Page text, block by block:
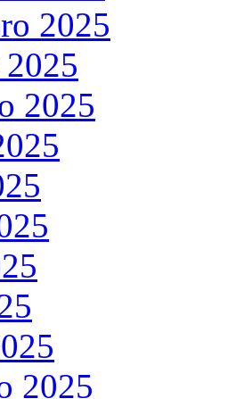
2025
2025
2025